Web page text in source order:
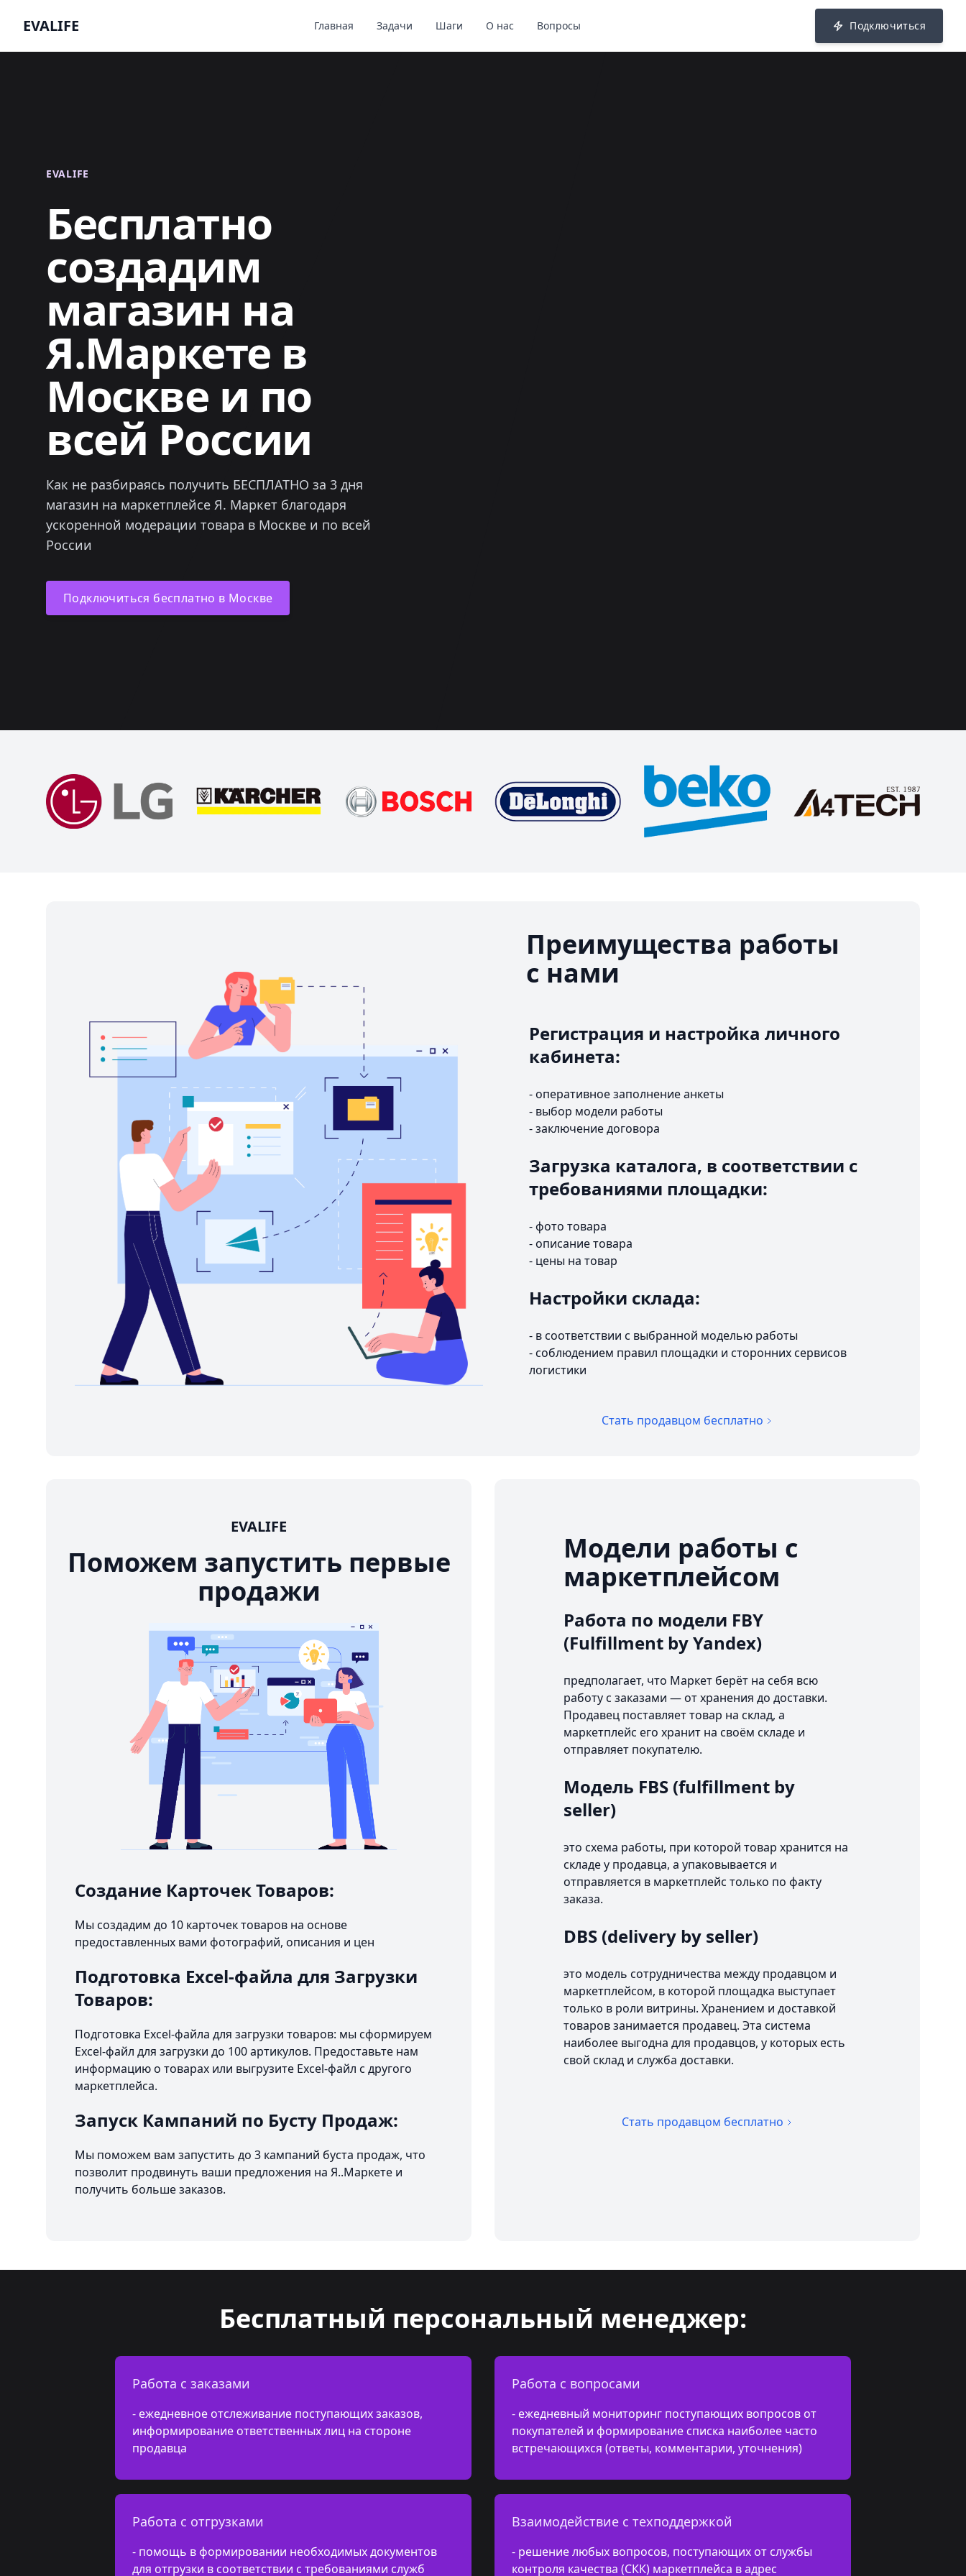
EVALIFE Подключиться
Главная Задачи Шаги О нас Вопросы
EVALIFE
Бесплатно
создадим
магазин на
Я.Маркете в
Москве и по
всей России
Как не разбираясь получить БЕСПЛАТНО за 3 дня
магазин на маркетплейсе Я. Маркет благодаря
ускоренной модерации товара в Москве и по всей
России
Подключиться бесплатно в Москве
Преимущества работы
с нами
Регистрация и настройка личного
кабинета:
- оперативное заполнение анкеты
- выбор модели работы
- заключение договора
Загрузка каталога, в соответствии с
требованиями площадки:
- фото товара
- описание товара
- цены на товар
Настройки склада:
- в соответствии с выбранной моделью работы
- соблюдением правил площадки и сторонних сервисов
логистики
Стать продавцом бесплатно
EVALIFE
Поможем запустить первые
продажи
Создание Карточек Товаров:
Мы создадим до 10 карточек товаров на основе
предоставленных вами фотографий, описания и цен
Подготовка Excel-файла для Загрузки
Товаров:
Подготовка Excel-файла для загрузки товаров: мы сформируем
Excel-файл для загрузки до 100 артикулов. Предоставьте нам
информацию о товарах или выгрузите Excel-файл с другого
маркетплейса.
Запуск Кампаний по Бусту Продаж:
Мы поможем вам запустить до 3 кампаний буста продаж, что
позволит продвинуть ваши предложения на Я..Маркете и
получить больше заказов.
Модели работы с
маркетплейсом
Работа по модели FBY
(Fulfillment by Yandex)
предполагает, что Маркет берёт на себя всю
работу с заказами — от хранения до доставки.
Продавец поставляет товар на склад, а
маркетплейс его хранит на своём складе и
отправляет покупателю.
Модель FBS (fulfillment by
seller)
это схема работы, при которой товар хранится на
складе у продавца, а упаковывается и
отправляется в маркетплейс только по факту
заказа.
DBS (delivery by seller)
это модель сотрудничества между продавцом и
маркетплейсом, в которой площадка выступает
только в роли витрины. Хранением и доставкой
товаров занимается продавец. Эта система
наиболее выгодна для продавцов, у которых есть
свой склад и служба доставки.
Стать продавцом бесплатно
Бесплатный персональный менеджер:
Работа с заказами
- ежедневное отслеживание поступающих заказов,
информирование ответственных лиц на стороне
продавца
Работа с отгрузками
- помощь в формировании необходимых документов
для отгрузки в соответствии с требованиями служб
Работа с вопросами
- ежедневный мониторинг поступающих вопросов от
покупателей и формирование списка наиболее часто
встречающихся (ответы, комментарии, уточнения)
Взаимодействие с техподдержкой
- решение любых вопросов, поступающих от службы
контроля качества (СКК) маркетплейса в адрес